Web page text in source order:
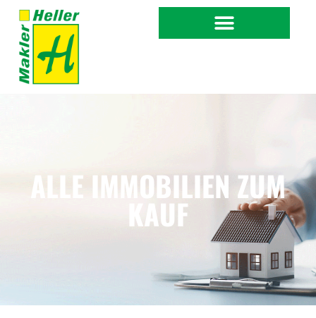
ALLE IMMOBILIEN ZUM
KAUF